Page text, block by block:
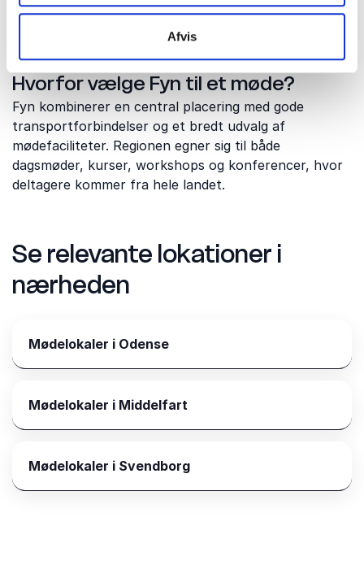
Afvis
og Sjælland.
Hvorfor vælge Fyn til et møde?
Fyn kombinerer en central placering med gode
transportforbindelser og et bredt udvalg af
mødefaciliteter. Regionen egner sig til både
dagsmøder, kurser, workshops og konferencer, hvor
deltagere kommer fra hele landet.
Se relevante lokationer i
nærheden
Mødelokaler i Odense
Mødelokaler i Middelfart
Mødelokaler i Svendborg